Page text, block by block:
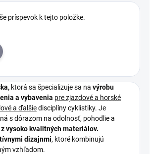
príspevok k tejto položke.
ktorá sa špecializuje sa na výrobu
a vybavenia pre zjazdové a horské
a ďalšiedisciplíny cyklistiky. Je
s dôrazom na odolnosť, pohodlie a
z vysoko kvalitných materiálov.
dizajnmi, ktoré kombinujú
vzhľadom.